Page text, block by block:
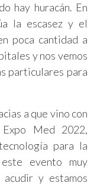
hay huracán. En
la escasez y el
poca cantidad a
y nos vemos
particulares para
a que vino con
Med 2022,
para la
este evento muy
y estamos